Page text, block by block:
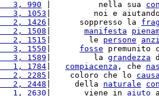
3, 990
|          nella sua
3, 1053
|         noi e
2, 1426
|      soppresso la
2, 1508
manifesta
2, 1515
|        le persone
3, 1550
fosse premunito
3, 1589
|         la grandezza
1, 1784
compiacenza , che
2, 2285
|    coloro che lo
2, 2448
|     della naturale
1, 2630
|       viene in aiuto